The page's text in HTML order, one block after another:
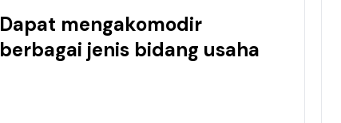
Dapat mengakomodir
berbagai jenis bidang usaha